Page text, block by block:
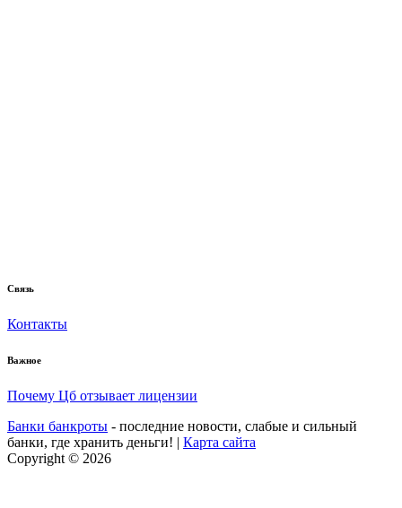
Связь
Контакты
Важное
Почему Цб отзывает лицензии
Банки банкроты - последние новости, слабые и сильный
банки, где хранить деньги! | Карта сайта
Copyright © 2026